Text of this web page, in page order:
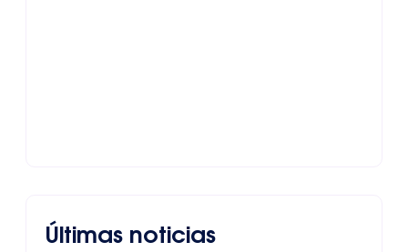
Últimas noticias